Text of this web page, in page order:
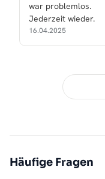
war problemlos.
Jederzeit wieder.
16.04.2025
Häufige Fragen